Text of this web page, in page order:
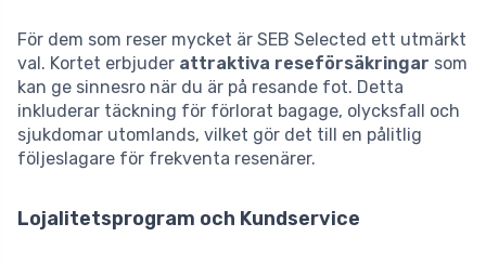
För dem som reser mycket är SEB Selected ett utmärkt
val. Kortet erbjuder attraktiva reseförsäkringar som
kan ge sinnesro när du är på resande fot. Detta
inkluderar täckning för förlorat bagage, olycksfall och
sjukdomar utomlands, vilket gör det till en pålitlig
följeslagare för frekventa resenärer.
Lojalitetsprogram och Kundservice